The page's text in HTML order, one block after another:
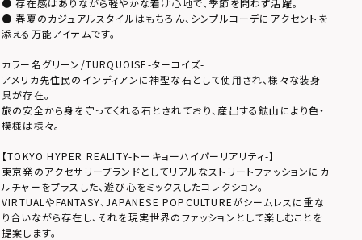
● 存在感はありながら軽やかな着け心地で、季節を問わず活躍。
● 春夏のカジュアルスタイルはもちろん、シンプルコーデにアクセントを
添える万能アイテムです。
カラー名グリーン/TURQUOISE-ターコイズ-
アメリカ先住民のインディアンに神聖な石として使用され、様々な装身
具が存在。
旅の安全から身を守ってくれる石とされており、産出する鉱山により色・
模様は様々。
【TOKYO HYPER REALITY-トーキョーハイパーリアリティ-】
東京発のアクセサリーブランドとしてリアルなストリートファッションにカ
ルチャーをプラスした、遊び心をミックスしたコレクション。
VIRTUALやFANTASY、JAPANESE POPCULTUREがシームレスに重な
り合いながら存在し、それを現実世界のファッションとして楽しむことを
提案します。